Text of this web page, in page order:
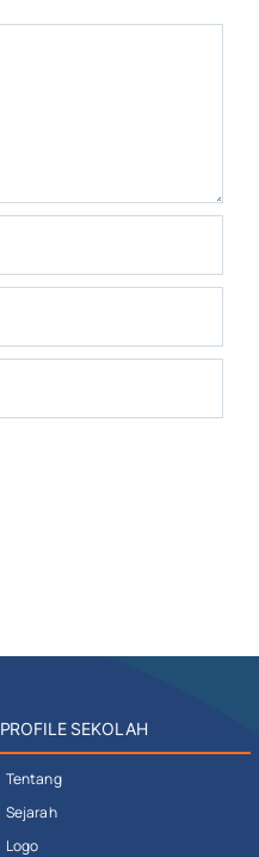
PROFILE SEKOLAH
Tentang
Sejarah
Logo